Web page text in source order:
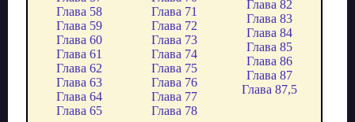
Глава 58
Глава 59
Глава 60
Глава 61
Глава 62
Глава 63
Глава 64
Глава 65
Глава 71
Глава 72
Глава 73
Глава 74
Глава 75
Глава 76
Глава 77
Глава 78
Глава 82
Глава 83
Глава 84
Глава 85
Глава 86
Глава 87
Глава 87,5